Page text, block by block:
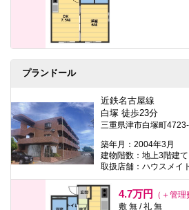
プランドール
近鉄名古屋線
白塚 徒歩23分
三重県津市白塚町4723-
築年月：2004年3月
建物階数：地上3階建て
取扱店舗：ハウスメイ
4.7万円
（＋管
敷 無 / 礼 無